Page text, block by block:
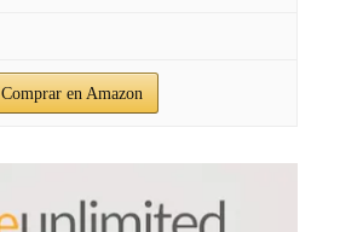
Comprar en Amazon